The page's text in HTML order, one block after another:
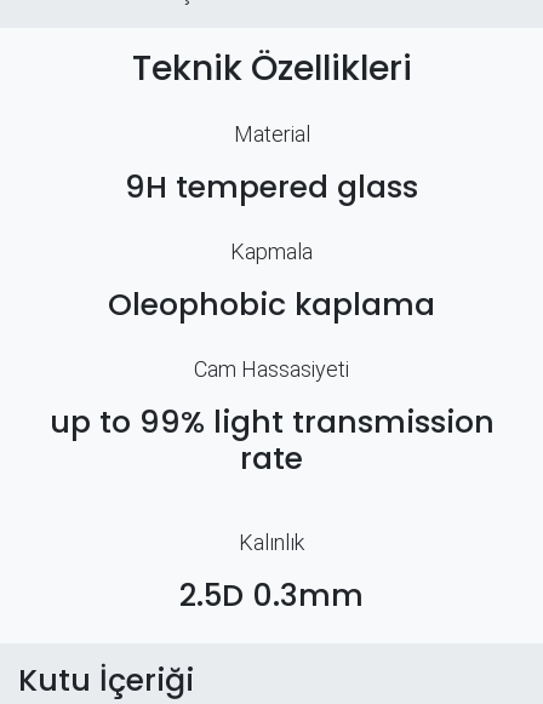
Teknik Özellikleri
Material
9H tempered glass
Kapmala
Oleophobic kaplama
Cam Hassasiyeti
up to 99% light transmission
rate
Kalınlık
2.5D 0.3mm
Kutu İçeriği